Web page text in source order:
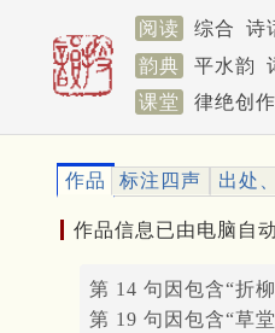
阅读 综合 诗
韵典
平水韵
课堂
律绝创作
作品 标注四声 出处
作品信息已由电脑自
第 14 句因包含“折
第 19 句因包含“草